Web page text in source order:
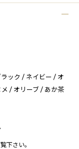
ック / ネイビー / オ
/ オリーブ / あか茶
下さい。